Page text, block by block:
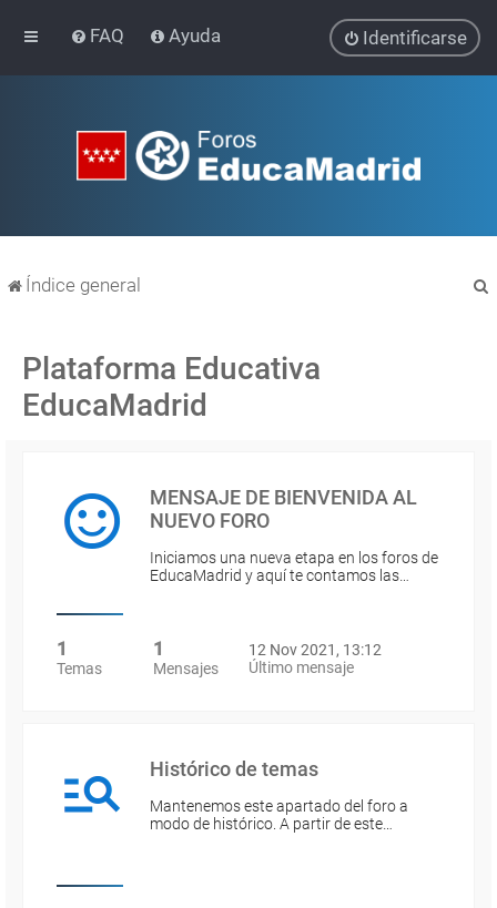
FAQ Ayuda Identificarse
Índice general
Plataforma Educativa
EducaMadrid
MENSAJE DE BIENVENIDA AL
NUEVO FORO
Iniciamos una nueva etapa en los foros de
EducaMadrid y aquí te contamos las…
1
Temas
1
Mensajes
12 Nov 2021, 13:12
Último mensaje
Histórico de temas
Mantenemos este apartado del foro a
modo de histórico. A partir de este…